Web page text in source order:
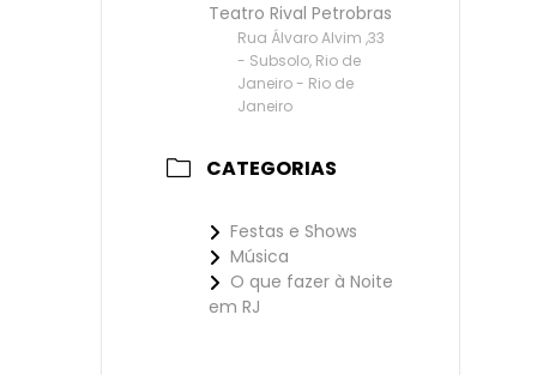
Teatro Rival Petrobras
Rua Álvaro Alvim ,33
- Subsolo, Rio de
Janeiro - Rio de
Janeiro
CATEGORIAS
Festas e Shows
Música
O que fazer à Noite
em RJ